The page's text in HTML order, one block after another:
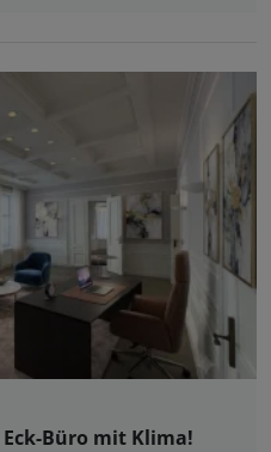
Büro mit Klima!